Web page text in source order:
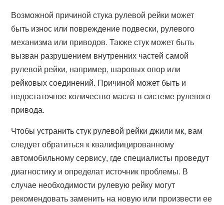
Возможной причиной стука рулевой рейки может
быть износ или повреждение подвески, рулевого
механизма или приводов. Также стук может быть
вызван разрушением внутренних частей самой
рулевой рейки, например, шаровых опор или
рейковых соединений. Причиной может быть и
недостаточное количество масла в системе рулевого
привода.
Чтобы устранить стук рулевой рейки джили мк, вам
следует обратиться к квалифицированному
автомобильному сервису, где специалисты проведут
диагностику и определат источник проблемы. В
случае необходимости рулевую рейку могут
рекомендовать заменить на новую или произвести ее